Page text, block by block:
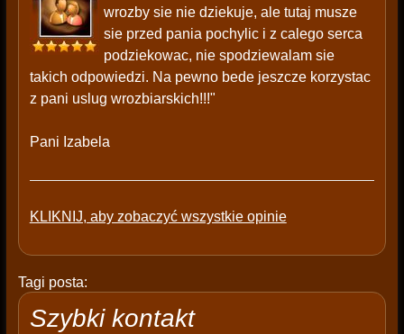
wrozby sie nie dziekuje, ale tutaj musze
sie przed pania pochylic i z calego serca
podziekowac, nie spodziewalam sie
takich odpowiedzi. Na pewno bede jeszcze korzystac
z pani uslug wrozbiarskich!!!"
Pani Izabela
KLIKNIJ, aby zobaczyć wszystkie opinie
Tagi posta:
Szybki kontakt